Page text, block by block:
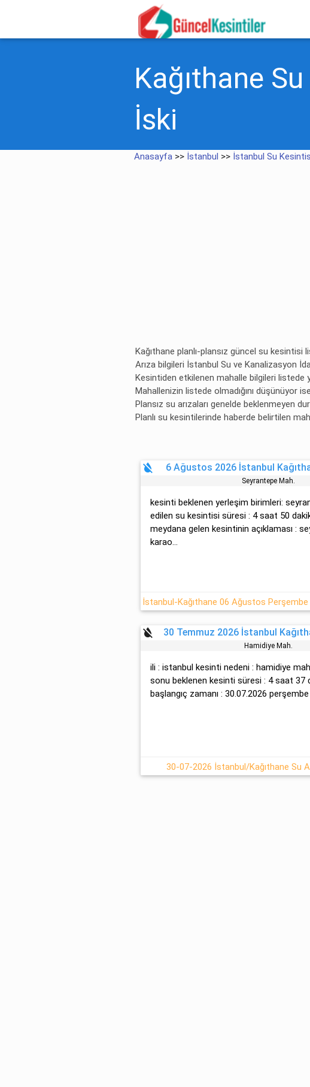
Kağıthane
İski
Anasayfa >> İstanbul >> İstanbul Su
Kağıthane planlı-plansız güncel su kesintisi
Arıza bilgileri İstanbul Su ve Kanalizasyon
Kesintiden etkilenen mahalle bilgileri listede
Mahallenizin listede olmadığını düşünüyor
Plansız su arızaları genelde beklenmeyen
Planlı su kesintilerinde haberde belirtilen
format_color_reset 6 Ağustos 2026 İstanbul
Seyrantepe Mah.
kesinti beklenen yerleşim birimleri:
edilen su kesintisi süresi : 4 saat 50
meydana gelen kesintinin açıklaması :
karao...
format_color_reset 30 Temmuz 2026 İstanbul
Hami̇di̇ye Mah.
ili : istanbul kesinti nedeni : hami̇di̇ye
sonu beklenen kesinti süresi : 4 saat 37
başlangıç zamanı : 30.07.2026
30-07-2026 İstanbul/Kağıthane Su